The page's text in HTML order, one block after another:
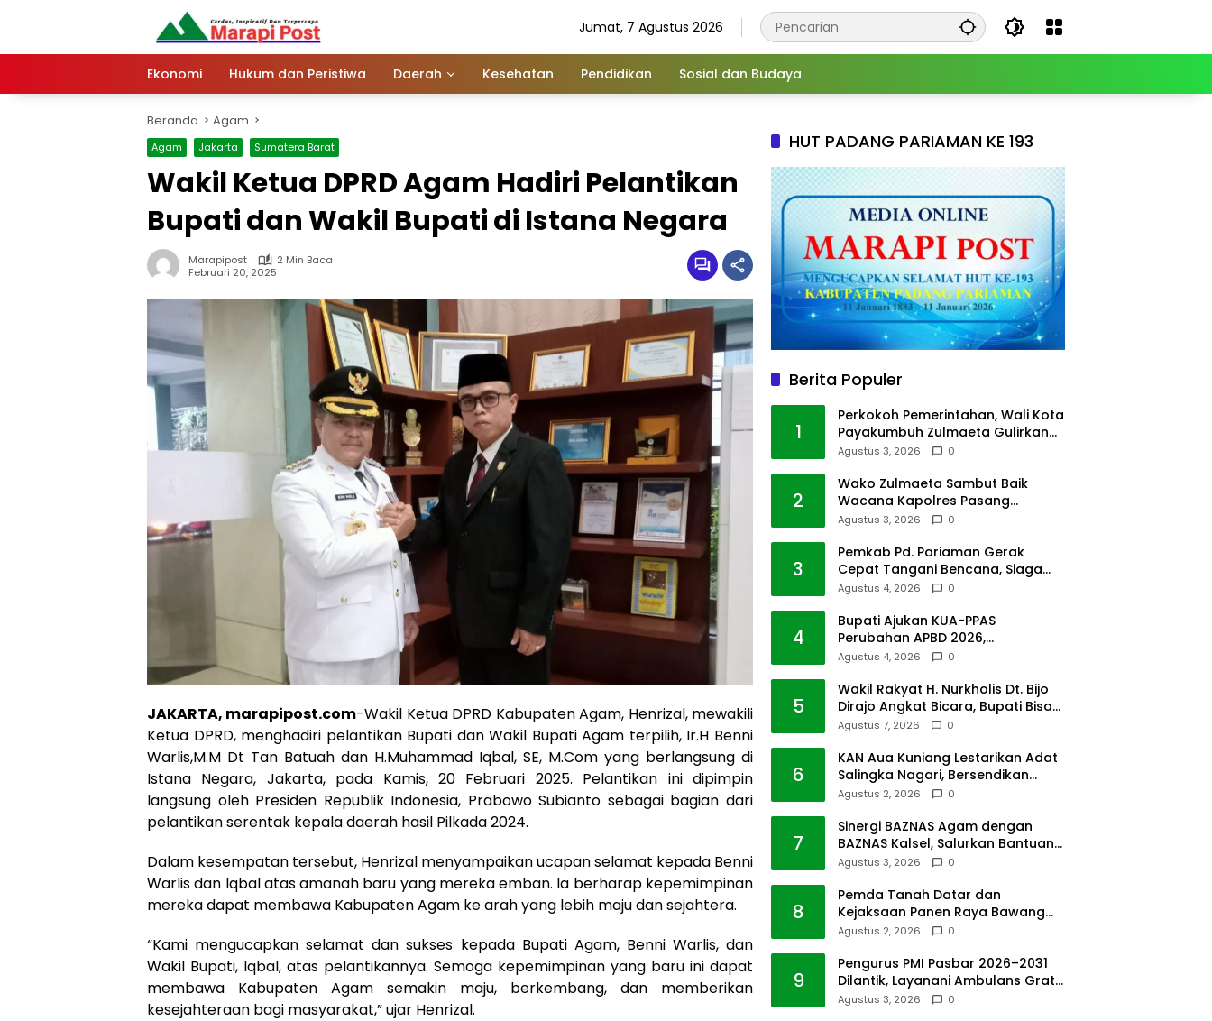
Jumat, 7 Agustus 2026
Ekonomi Hukum dan Peristiwa Daerah Kesehatan Pendidikan Sosial dan Budaya
Beranda Agam
Agam Jakarta Sumatera Barat
Wakil Ketua DPRD Agam Hadiri Pelantikan
Bupati dan Wakil Bupati di Istana Negara
Marapipost
2 Min Baca
Februari 20, 2025
JAKARTA, marapipost.com-Wakil Ketua DPRD Kabupaten Agam, Henrizal, mewakili
Ketua DPRD, menghadiri pelantikan Bupati dan Wakil Bupati Agam terpilih, Ir.H Benni
Warlis,M.M Dt Tan Batuah dan H.Muhammad Iqbal, SE, M.Com yang berlangsung di
Istana Negara, Jakarta, pada Kamis, 20 Februari 2025. Pelantikan ini dipimpin
langsung oleh Presiden Republik Indonesia, Prabowo Subianto sebagai bagian dari
pelantikan serentak kepala daerah hasil Pilkada 2024.
Dalam kesempatan tersebut, Henrizal menyampaikan ucapan selamat kepada Benni
Warlis dan Iqbal atas amanah baru yang mereka emban. Ia berharap kepemimpinan
mereka dapat membawa Kabupaten Agam ke arah yang lebih maju dan sejahtera.
“Kami mengucapkan selamat dan sukses kepada Bupati Agam, Benni Warlis, dan
Wakil Bupati, Iqbal, atas pelantikannya. Semoga kepemimpinan yang baru ini dapat
membawa Kabupaten Agam semakin maju, berkembang, dan memberikan
kesejahteraan bagi masyarakat,” ujar Henrizal.
HUT PADANG PARIAMAN KE 193
Berita Populer
1
Perkokoh Pemerintahan, Wali Kota
Payakumbuh Zulmaeta Gulirkan
Jabatan
Agustus 3, 2026 0
2
Wako Zulmaeta Sambut Baik
Wacana Kapolres Pasang
Kamera Pantau Lalin
Agustus 3, 2026 0
3
Pemkab Pd. Pariaman Gerak
Cepat Tangani Bencana, Siaga
Cuaca Ekstrem
Agustus 4, 2026 0
4
Bupati Ajukan KUA-PPAS
Perubahan APBD 2026,
Pendapatan Pasbar Naik 15
Agustus 4, 2026 0
5
Wakil Rakyat H. Nurkholis Dt. Bijo
Dirajo Angkat Bicara, Bupati Bisa
Digugat
Agustus 7, 2026 0
6
KAN Aua Kuniang Lestarikan Adat
Salingka Nagari, Bersendikan
Kitabullah
Agustus 2, 2026 0
7
Sinergi BAZNAS Agam dengan
BAZNAS Kalsel, Salurkan Bantuan
Bencana Alam
Agustus 3, 2026 0
8
Pemda Tanah Datar dan
Kejaksaan Panen Raya Bawang
Merah di Sawah Tangah
Agustus 2, 2026 0
9
Pengurus PMI Pasbar 2026–2031
Dilantik, Layanani Ambulans Gratis
ke Padang
Agustus 3, 2026 0